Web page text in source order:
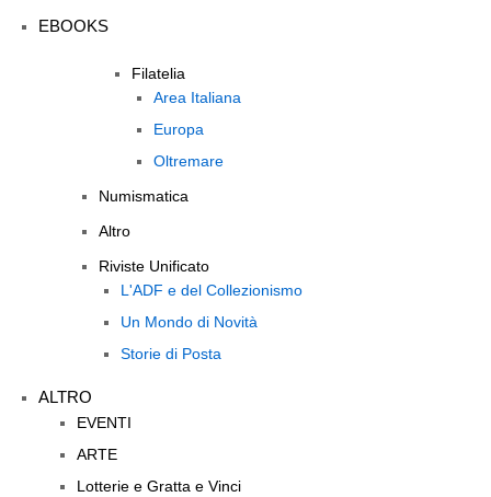
EBOOKS
Filatelia
Area Italiana
Europa
Oltremare
Numismatica
Altro
Riviste Unificato
L'ADF e del Collezionismo
Un Mondo di Novità
Storie di Posta
ALTRO
EVENTI
ARTE
Lotterie e Gratta e Vinci